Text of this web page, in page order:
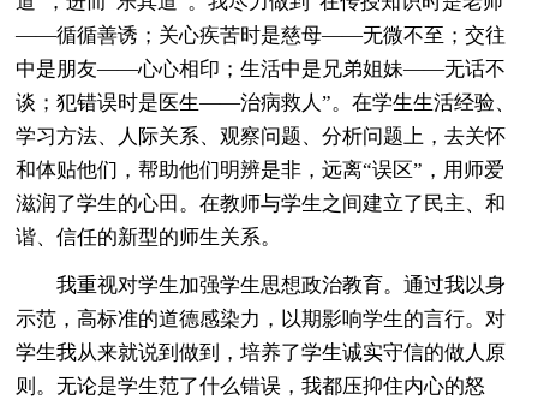
——循循善诱；关心疾苦时是慈母——无微不至；交往
中是朋友——心心相印；生活中是兄弟姐妹——无话不
谈；犯错误时是医生——治病救人”。在学生生活经验、
学习方法、人际关系、观察问题、分析问题上，去关怀
和体贴他们，帮助他们明辨是非，远离“误区”，用师爱
滋润了学生的心田。在教师与学生之间建立了民主、和
谐、信任的新型的师生关系。
我重视对学生加强学生思想政治教育。通过我以身
示范，高标准的道德感染力，以期影响学生的言行。对
学生我从来就说到做到，培养了学生诚实守信的做人原
则。无论是学生范了什么错误，我都压抑住内心的怒